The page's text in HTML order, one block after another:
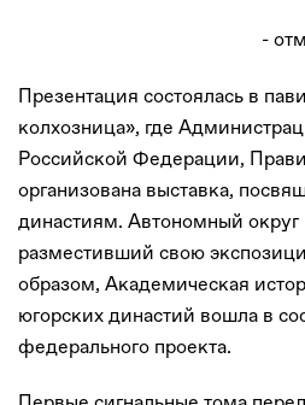
-
Презентация состоялась в
колхозница», где
Российской Федерации,
организована выставка,
династиям. Автономный округ
разместивший свою
образом, Академическая
югорских династий вошла в
федерального проекта.